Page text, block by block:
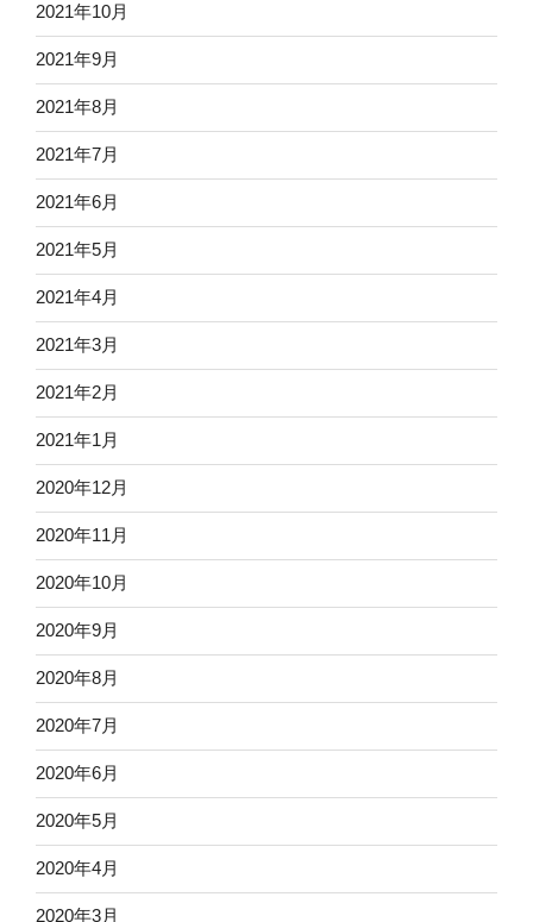
2021年10月
2021年9月
2021年8月
2021年7月
2021年6月
2021年5月
2021年4月
2021年3月
2021年2月
2021年1月
2020年12月
2020年11月
2020年10月
2020年9月
2020年8月
2020年7月
2020年6月
2020年5月
2020年4月
2020年3月